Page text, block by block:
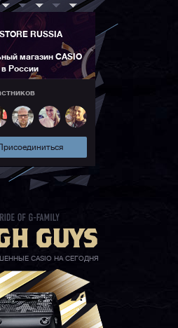
RUSSIA
магазин CASIO
в России
Присоединиться
CASIO НА СЕГОДНЯ